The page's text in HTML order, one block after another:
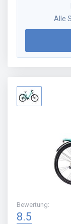
Alle
Bewertung:
8.5